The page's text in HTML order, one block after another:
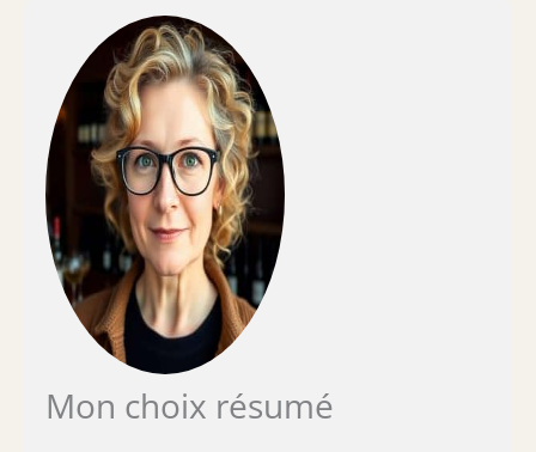
exactement aux préférences de votre
famille.Libérez votre créativité culinaire avec
15 programmes automatiques incroyables.
Cette machine à pain polyvalente est votre
solution tout-en-un pour préparer de
délicieux pains, des génoises légères, des
pâtes polyvalentes pour pizza ou pâtes, des
confitures sucrées, et même des yaourts
crémeux faits maison. Des pains blancs
classiques aux pains complets, en passant
par des options spéciales, la Bread&co; 1000
Délicieuse ouvre un monde de possibilités
faites maison, le tout accessible d´une simple
pression sur un bouton.Obtenez des
résultats de niveau professionnel à chaque
fois grâce à son design innovant, qui
comprend 2 éléments chauffants puissants.
Mon choix résumé